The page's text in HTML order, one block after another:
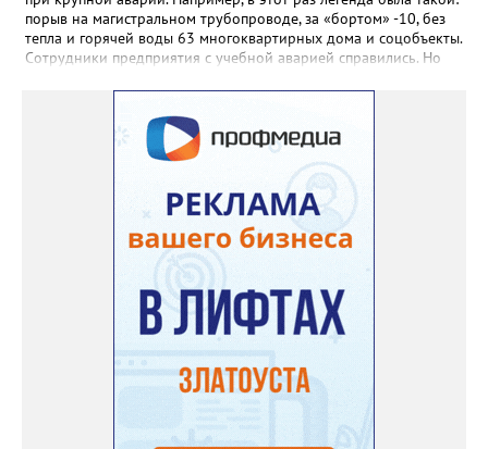
порыв на магистральном трубопроводе, за «бортом» -10, без
тепла и горячей воды 63 многоквартирных дома и соцобъекты.
Сотрудники предприятия с учебной аварией справились. Но
отметили и недочёты. «Например, управляющие компании
несвоевременно приняли меры для предотвращения
“перемерзания” общей домовой тепловой сети
многоквартирного дома, отсутствовало взаимодействие с
ресурсоснабжающей организацией, ЕДДС и иными службами»,
— сообщила начальник Главного управления ГЖИ Ирина
Настенко. В следующий раз, рекомендовали в
Госжилинспекции, службы должны действовать слаженно. И
оперативно делиться информацией со всеми
заинтересованными – от поставщика тепла до конечных